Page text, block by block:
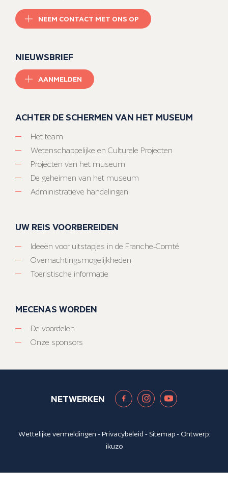
NEEM CONTACT MET ONS OP
NIEUWSBRIEF
AANMELDEN
ACHTER DE SCHERMEN VAN HET MUSEUM
Het team
Wetenschappelijke en Culturele Projecten
Projecten van het museum
De geheimen van het museum
Administratieve handelingen
UW REIS VOORBEREIDEN
Ideeën voor uitstapjes in de Franche-Comté
Overnachtingsmogelijkheden
Toeristische informatie
MECENAS WORDEN
De voordelen
Onze sponsors
NETWERKEN
Wettelijke vermeldingen -Privacybeleid - Sitemap- Ontwerp:
ikuzo